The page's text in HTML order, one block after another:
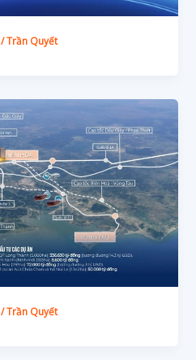
/Trần Quyết
/Trần Quyết